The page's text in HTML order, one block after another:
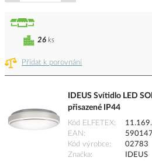
Přidat k porovnání
26 ks
IDEUS Svítidlo LED
přisazené IP44
Kód ELFETEX
EAN
Kód výrobce
02783
Značka
IDEUS